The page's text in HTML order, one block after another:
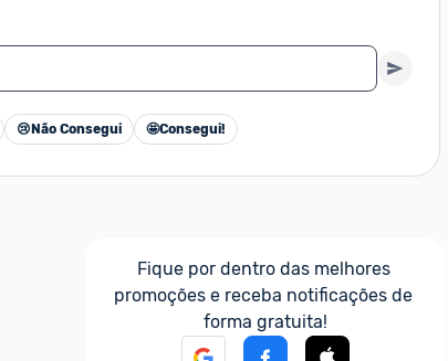
😢 Não Consegui 🤩Consegui!
Fique por dentro das melhores
promoções e receba notificações de
forma gratuita!